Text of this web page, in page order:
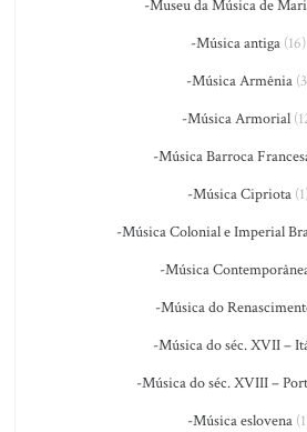
-Museu da Música de
-Música antiga (16)
-Música Armênia
-Música Armorial
-Música Barroca
-Música Cipriota
-Música Colonial e Imperial
-Música
-Música do
-Música do séc. XVII –
-Música do séc. XVIII –
-Música eslovena